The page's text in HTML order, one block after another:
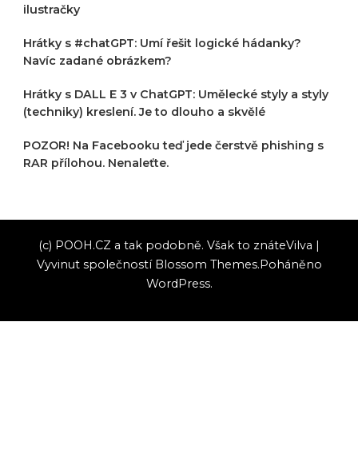
ilustračky
Hrátky s #chatGPT: Umí řešit logické hádanky?
Navíc zadané obrázkem?
Hrátky s DALL E 3 v ChatGPT: Umělecké styly a styly
(techniky) kreslení. Je to dlouho a skvělé
POZOR! Na Facebooku teď jede čerstvě phishing s
RAR přílohou. Nenaleťte.
(c) POOH.CZ a tak podobně. Však to znáteVilva |
Vyvinut společností Blossom Themes.Poháněno
WordPress.